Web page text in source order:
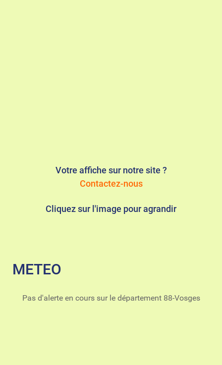
Votre affiche sur notre site ?
Contactez-nous
Cliquez sur l'image pour agrandir
METEO
Pas d'alerte en cours sur le département 88-Vosges